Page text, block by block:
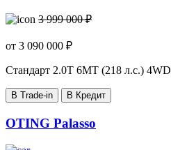
3 999 000 ₽
от 3 090 000 ₽
Стандарт 2.0T 6MT (218 л.с.) 4WD
В Trade-in В Кредит
OTING Palasso